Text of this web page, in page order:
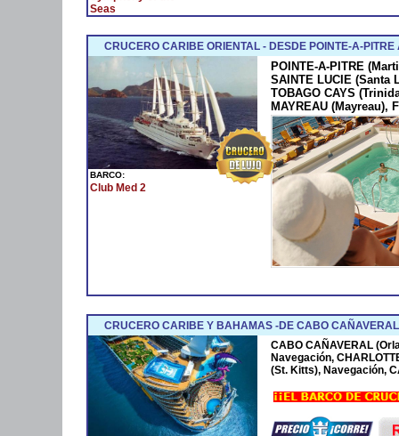
Seas
CRUCERO CARIBE ORIENTAL - DESDE POINTE-A-PITRE
BARCO:
Club Med 2
POINTE-A-PITRE
SAINTE LUCIE (Santa
TOBAGO CAYS
MAYREAU (Mayreau),
CRUCERO CARIBE Y BAHAMAS -DE CABO
CABO CAÑAVERAL
Navegación,
(St. Kitts), Navegación,